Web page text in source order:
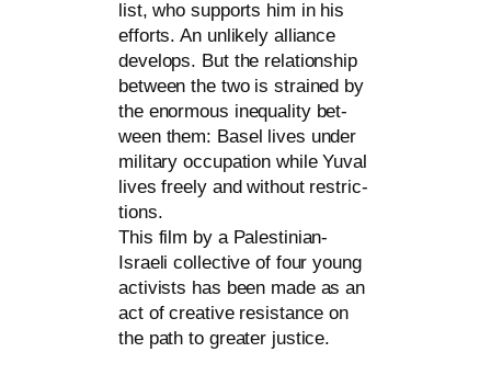
list, who sup­ports him in his
efforts. An unli­kely alli­ance
deve­lo­ps. But the rela­ti­onship
bet­ween the two is strai­ned by
the enorm­ous ine­qua­li­ty bet­
ween them: Basel lives under
mili­ta­ry occu­pa­ti­on while Yuval
lives free­ly and wit­hout rest­ric­
tions.
This film by a Palestinian-
Israeli coll­ec­ti­ve of four young
acti­vists has been made as an
act of crea­ti­ve resis­tance on
the path to grea­ter justice.